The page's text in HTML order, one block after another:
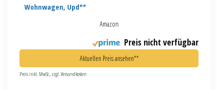
Wohnwagen, Upd**
Amazon
Preis nicht verfügbar
Aktuellen Preis ansehen**
Preis inkl. MwSt., zzgl. Versandkosten